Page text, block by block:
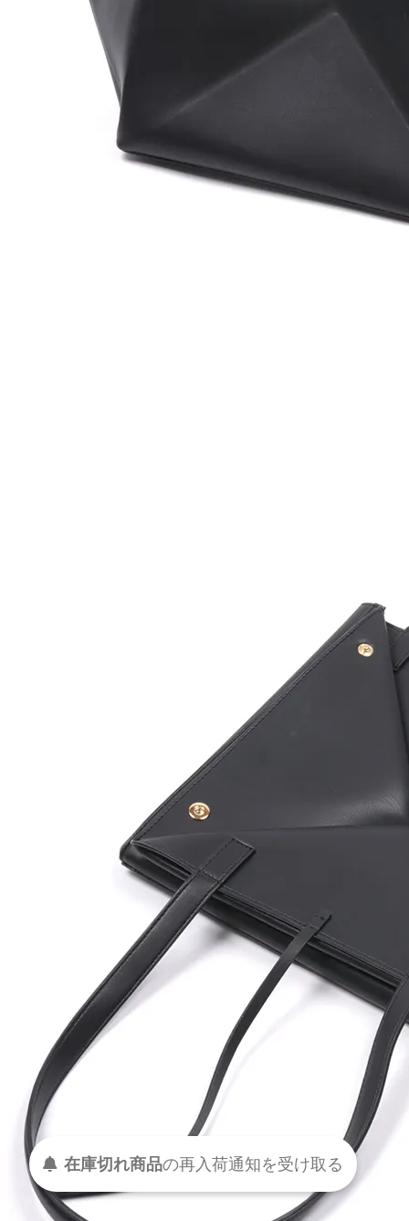
在庫切れ商品の再入荷通知を受け取る